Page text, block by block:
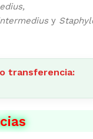
y
transferencia: